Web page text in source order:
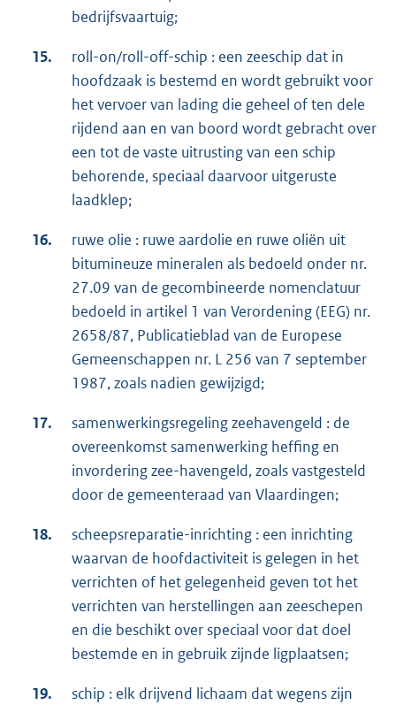
bedrijfsvaartuig;
15.
roll-on/roll-off-schip : een zeeschip dat in
hoofdzaak is bestemd en wordt gebruikt voor
het vervoer van lading die geheel of ten dele
rijdend aan en van boord wordt gebracht over
een tot de vaste uitrusting van een schip
behorende, speciaal daarvoor uitgeruste
laadklep;
16.
ruwe olie : ruwe aardolie en ruwe oliën uit
bitumineuze mineralen als bedoeld onder nr.
27.09 van de gecombineerde nomenclatuur
bedoeld in artikel 1 van Verordening (EEG) nr.
2658/87, Publicatieblad van de Europese
Gemeenschappen nr. L 256 van 7 september
1987, zoals nadien gewijzigd;
17.
samenwerkingsregeling zeehavengeld : de
overeenkomst samenwerking heffing en
invordering zee-havengeld, zoals vastgesteld
door de gemeenteraad van Vlaardingen;
18.
scheepsreparatie-inrichting : een inrichting
waarvan de hoofdactiviteit is gelegen in het
verrichten of het gelegenheid geven tot het
verrichten van herstellingen aan zeeschepen
en die beschikt over speciaal voor dat doel
bestemde en in gebruik zijnde ligplaatsen;
19.
schip : elk drijvend lichaam dat wegens zijn